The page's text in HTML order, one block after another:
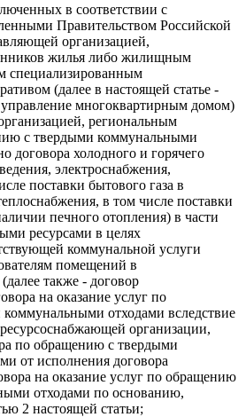
в соответствии с
Правительством Российской
организацией,
жилья либо жилищным
специализированным
(далее в настоящей статье -
многоквартирным домом)
региональным
с твердыми коммунальными
договора холодного и горячего
электроснабжения,
поставки бытового газа в
в том числе поставки
печного отопления) в части
ресурсами в целях
коммунальной услуги
помещений в
также - договор
на оказание услуг по
отходами вследствие
организации,
по обращению с твердыми
от исполнения договора
на оказание услуг по обращению
отходами по основанию,
2 настоящей статьи;